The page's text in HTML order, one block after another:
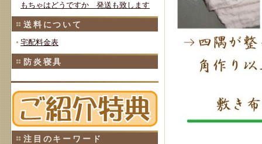
もちゃはどうですか 発送も致します
送料について
宅配料金表
防炎寝具
注目のキーワード